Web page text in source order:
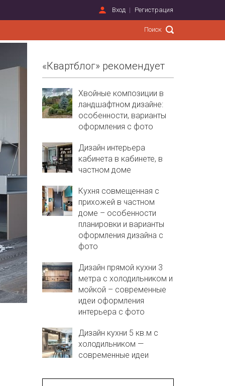
Вход Регистрация
«Квартблог» рекомендует
Хвойные композиции в
ландшафтном дизайне:
особенности, варианты
оформления с фото
Дизайн интерьера
кабинета в кабинете, в
частном доме
Кухня совмещенная с
прихожей в частном
доме – особенности
планировки и варианты
оформления дизайна с
фото
Дизайн прямой кухни 3
метра с холодильником и
мойкой – современные
идеи оформления
интерьера с фото
Дизайн кухни 5 кв.м с
холодильником —
современные идеи